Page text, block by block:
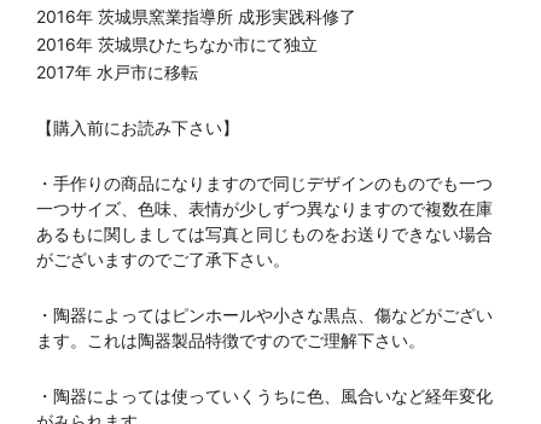
2016年 茨城県窯業指導所 成形実践科修了
2016年 茨城県ひたちなか市にて独立
2017年 水戸市に移転
【購入前にお読み下さい】
・手作りの商品になりますので同じデザインのものでも一つ
一つサイズ、色味、表情が少しずつ異なりますので複数在庫
あるもに関しましては写真と同じものをお送りできない場合
がございますのでご了承下さい。
・陶器によってはピンホールや小さな黒点、傷などがござい
ます。これは陶器製品特徴ですのでご理解下さい。
・陶器によっては使っていくうちに色、風合いなど経年変化